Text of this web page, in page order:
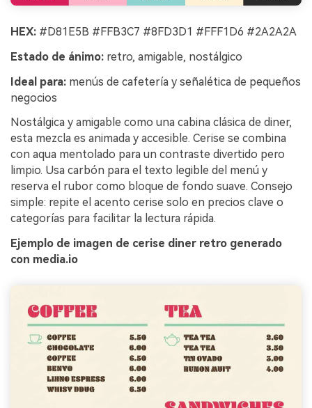
HEX: #D81E5B #FFB3C7 #8FD3D1 #FFF1D6 #2A2A2A
Estado de ánimo: retro, amigable, nostálgico
Ideal para: menús de cafetería y señalética de pequeños
negocios
Nostálgica y amigable como una cabina clásica de diner,
esta mezcla es animada y accesible. Cerise se combina
con aqua mentolado para un contraste divertido pero
limpio. Usa carbón para el texto legible del menú y
reserva el rubor como bloque de fondo suave. Consejo
simple: repite el acento cerise solo en precios clave o
categorías para facilitar la lectura rápida.
Ejemplo de imagen de cerise diner retro generado
con media.io